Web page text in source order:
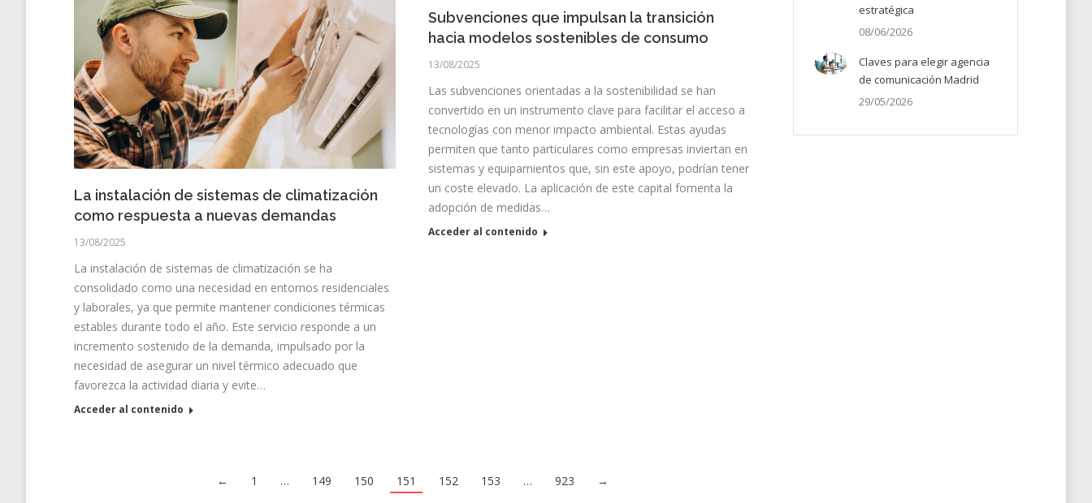
Subvenciones que impulsan la transición
hacia modelos sostenibles de consumo
13/08/2025
Las subvenciones orientadas a la sostenibilidad se han
convertido en un instrumento clave para facilitar el acceso a
tecnologías con menor impacto ambiental. Estas ayudas
permiten que tanto particulares como empresas inviertan en
sistemas y equipamientos que, sin este apoyo, podrían tener
un coste elevado. La aplicación de este capital fomenta la
adopción de medidas…
Acceder al contenido
La instalación de sistemas de climatización
como respuesta a nuevas demandas
13/08/2025
La instalación de sistemas de climatización se ha
consolidado como una necesidad en entornos residenciales
y laborales, ya que permite mantener condiciones térmicas
estables durante todo el año. Este servicio responde a un
incremento sostenido de la demanda, impulsado por la
necesidad de asegurar un nivel térmico adecuado que
favorezca la actividad diaria y evite…
Acceder al contenido
← 1 … 149 150 151 152 153 … 923 →
estratégica
08/06/2026
Claves para elegir agencia
de comunicación Madrid
29/05/2026